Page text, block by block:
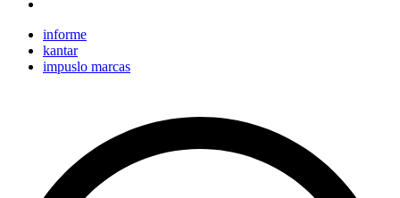
informe
kantar
impuslo marcas